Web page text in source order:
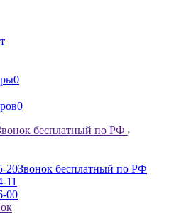
0
0
бесплатный по РФ
20Звонок бесплатный по РФ
11
00